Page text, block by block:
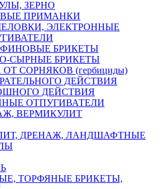
ЗЕРНО
ПРИМАНКИ
ЭЛЕКТРОННЫЕ
БРИКЕТЫ
СЫРНЫЕ БРИКЕТЫ
СОРНЯКОВ (гербициды)
ДЕЙСТВИЯ
ДЕЙСТВИЯ
ОТПУГИВАТЕЛИ
ВЕРМИКУЛИТ
ДРЕНАЖ, ЛАНДШАФТНЫЕ
ТОРФЯНЫЕ БРИКЕТЫ,